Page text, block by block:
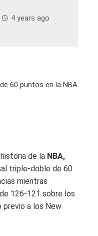
4 years ago
60 puntos en la NBA
de la NBA,
triple-doble de 60
mientras
126-121 sobre los
previo a los New